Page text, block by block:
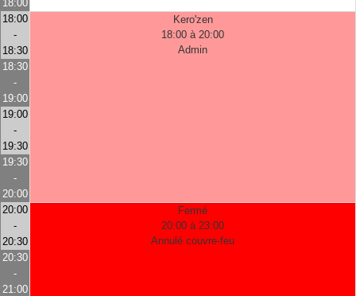
18:00
18:00
-
18:30
Kero'zen
18:00 à 20:00
Admin
18:30
-
19:00
19:00
-
19:30
19:30
-
20:00
20:00
-
20:30
Fermé
20:00 à 23:00
Annulé couvre-feu
20:30
-
21:00